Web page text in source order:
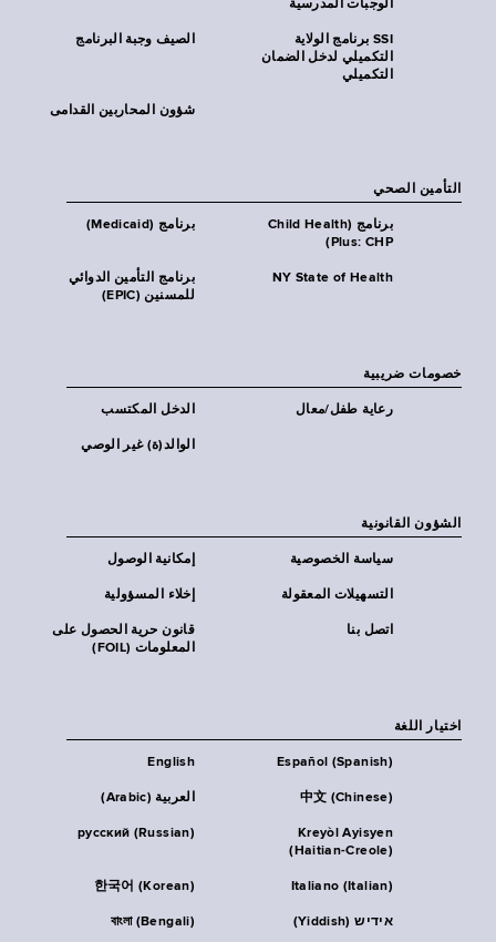
الوجبات المدرسية
الصيف وجبة البرنامج
SSI برنامج الولاية
التكميلي لدخل الضمان
التكميلي
شؤون المحاربين القدامى
التأمين الصحي
برنامج (Medicaid)
برنامج (Child Health
Plus: CHP)
برنامج التأمين الدوائي
للمسنين (EPIC)
NY State of Health
خصومات ضريبية
الدخل المكتسب رعاية طفل/معال
الوالد(ة) غير الوصي
الشؤون القانونية
إمكانية الوصول سياسة الخصوصية
إخلاء المسؤولية التسهيلات المعقولة
قانون حرية الحصول على
المعلومات (FOIL)
اتصل بنا
اختيار اللغة
English Español (Spanish)
العربية (Arabic) 中文 (Chinese)
русский (Russian)
Kreyòl Ayisyen
(Haitian-Creole)
한국어 (Korean) Italiano (Italian)
বাংলা (Bengali) אידיש (Yiddish)